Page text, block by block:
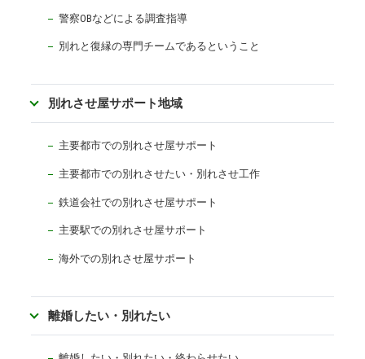
警察OBなどによる調査指導
別れと復縁の専門チームであるということ
別れさせ屋サポート地域
主要都市での別れさせ屋サポート
主要都市での別れさせたい・別れさせ工作
鉄道会社での別れさせ屋サポート
主要駅での別れさせ屋サポート
海外での別れさせ屋サポート
離婚したい・別れたい